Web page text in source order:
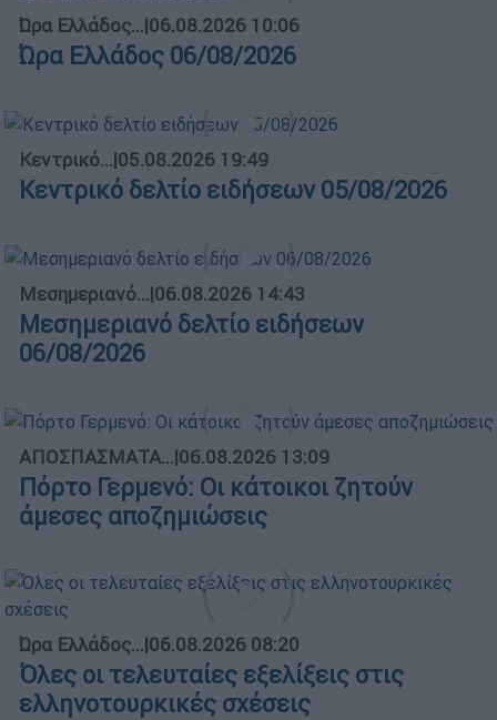
Ώρα Ελλάδος...|06.08.2026 10:06
Ώρα Ελλάδος 06/08/2026
Κεντρικό...|05.08.2026 19:49
Κεντρικό δελτίο ειδήσεων 05/08/2026
Μεσημεριανό...|06.08.2026 14:43
Μεσημεριανό δελτίο ειδήσεων
06/08/2026
ΑΠΟΣΠΑΣΜΑΤΑ...|06.08.2026 13:09
Πόρτο Γερμενό: Οι κάτοικοι ζητούν
άμεσες αποζημιώσεις
Ώρα Ελλάδος...|06.08.2026 08:20
Όλες οι τελευταίες εξελίξεις στις
ελληνοτουρκικές σχέσεις